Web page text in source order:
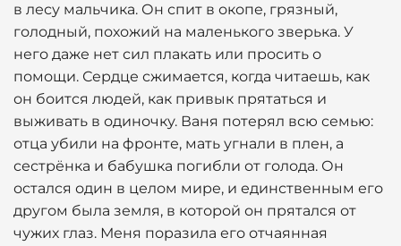
в лесу мальчика. Он спит в окопе, грязный,
голодный, похожий на маленького зверька. У
него даже нет сил плакать или просить о
помощи. Сердце сжимается, когда читаешь, как
он боится людей, как привык прятаться и
выживать в одиночку. Ваня потерял всю семью:
отца убили на фронте, мать угнали в плен, а
сестрёнка и бабушка погибли от голода. Он
остался один в целом мире, и единственным его
другом была земля, в которой он прятался от
чужих глаз. Меня поразила его отчаянная